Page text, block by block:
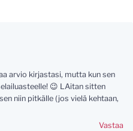
arvio kirjastasi, mutta kun sen
😉 LAitan sitten
niin pitkälle (jos vielä kehtaan,
Vastaa